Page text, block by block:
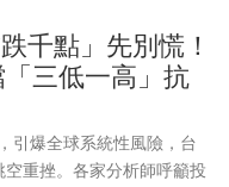
千點」先別慌！
三低一高」抗
引爆全球系統性風險，台
重挫。各家分析師呼籲投